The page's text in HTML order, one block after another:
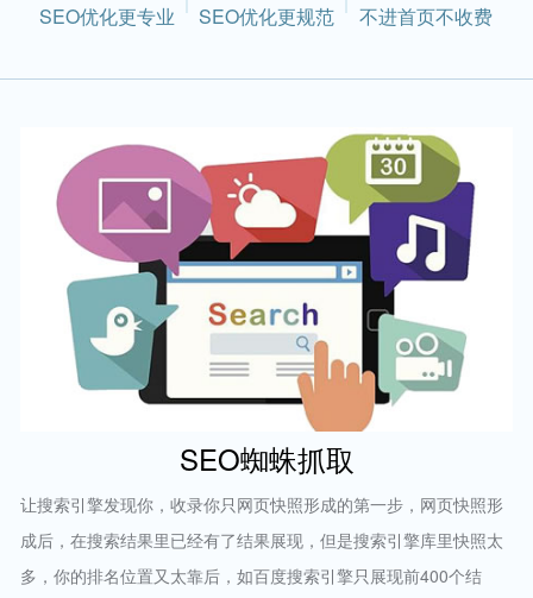
SEO优化更专业 SEO优化更规范 不进首页不收费
SEO蜘蛛抓取
让搜索引擎发现你，收录你只网页快照形成的第一步，网页快照形
成后，在搜索结果里已经有了结果展现，但是搜索引擎库里快照太
多，你的排名位置又太靠后，如百度搜索引擎只展现前400个结